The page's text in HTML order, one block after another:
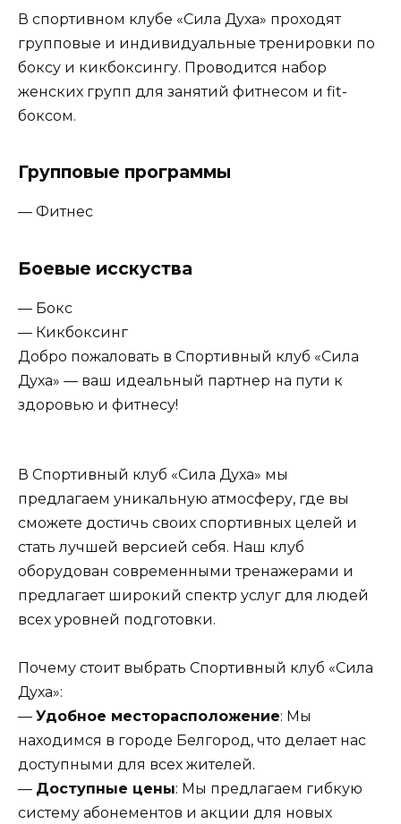
В спортивном клубе «Сила Духа» проходят
групповые и индивидуальные тренировки по
боксу и кикбоксингу. Проводится набор
женских групп для занятий фитнесом и fit-
боксом.
Групповые программы
— Фитнес
Боевые исскуства
— Бокс
— Кикбоксинг
Добро пожаловать в Спортивный клуб «Сила
Духа» — ваш идеальный партнер на пути к
здоровью и фитнесу!
В Спортивный клуб «Сила Духа» мы
предлагаем уникальную атмосферу, где вы
сможете достичь своих спортивных целей и
стать лучшей версией себя. Наш клуб
оборудован современными тренажерами и
предлагает широкий спектр услуг для людей
всех уровней подготовки.
Почему стоит выбрать Спортивный клуб «Сила
Духа»:
— Удобное месторасположение: Мы
находимся в городе Белгород, что делает нас
доступными для всех жителей.
— Доступные цены: Мы предлагаем гибкую
систему абонементов и акции для новых